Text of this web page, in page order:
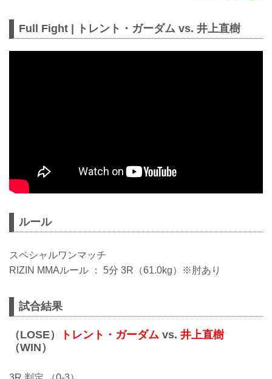
Full Fight | トレント・ガーダム vs. 井上直樹
ルール
スペシャルワンマッチ
RIZIN MMAルール ： 5分 3R（61.0kg）※肘あり
試合結果
（LOSE） トレント・ガーダム vs. 井上直樹
（WIN）